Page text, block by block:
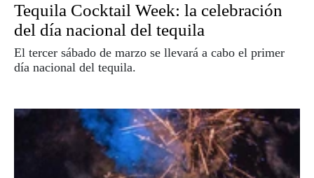
Tequila Cocktail Week: la celebración
del día nacional del tequila
El tercer sábado de marzo se llevará a cabo el primer
día nacional del tequila.